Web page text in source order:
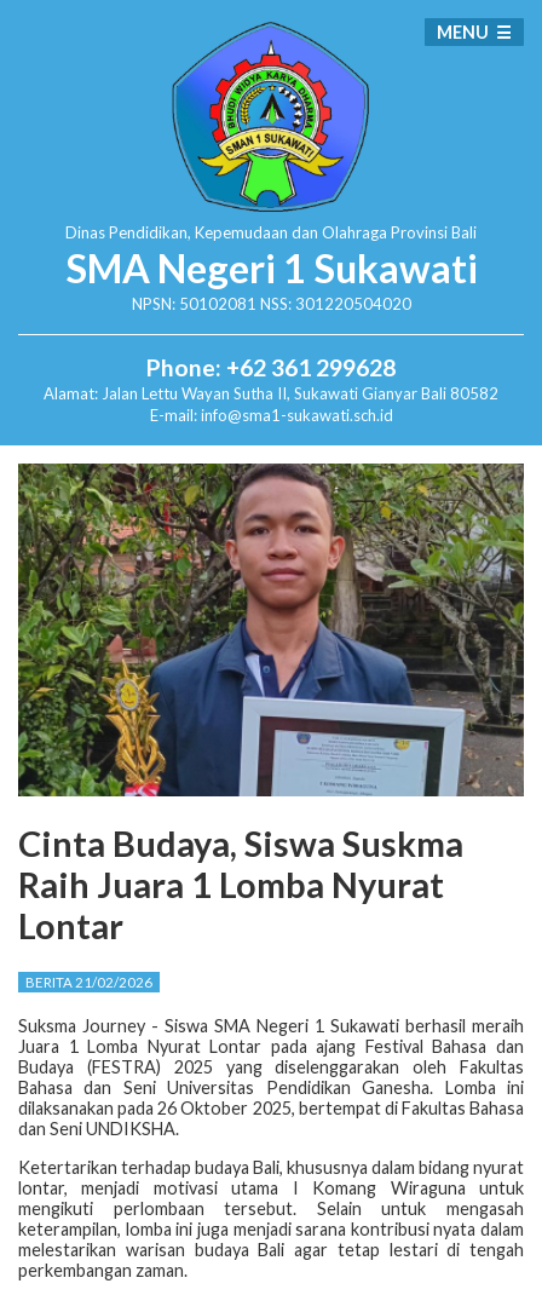
Dinas Pendidikan, Kepemudaan dan Olahraga Provinsi Bali
SMA Negeri 1 Sukawati
NPSN: 50102081 NSS: 301220504020
Phone: +62 361 299628
Alamat: Jalan Lettu Wayan Sutha II, SukawatiGianyar Bali 80582
E-mail: info@sma1-sukawati.sch.id
MENU
Cinta Budaya, Siswa Suskma
Raih Juara 1 Lomba Nyurat
Lontar
BERITA 21/02/2026
Suksma Journey - Siswa SMA Negeri 1 Sukawati berhasil meraih
Juara 1 Lomba Nyurat Lontar pada ajang Festival Bahasa dan
Budaya (FESTRA) 2025 yang diselenggarakan oleh Fakultas
Bahasa dan Seni Universitas Pendidikan Ganesha. Lomba ini
dilaksanakan pada 26 Oktober 2025, bertempat di Fakultas Bahasa
dan Seni UNDIKSHA.
Ketertarikan terhadap budaya Bali, khususnya dalam bidang nyurat
lontar, menjadi motivasi utama I Komang Wiraguna untuk
mengikuti perlombaan tersebut. Selain untuk mengasah
keterampilan, lomba ini juga menjadi sarana kontribusi nyata dalam
melestarikan warisan budaya Bali agar tetap lestari di tengah
perkembangan zaman.